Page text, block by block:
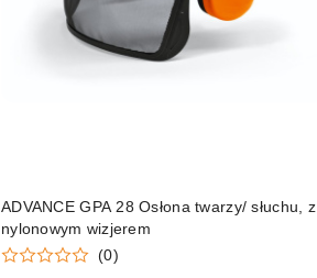
ADVANCE GPA 28 Osłona twarzy/ słuchu, z
nylonowym wizjerem
(0)